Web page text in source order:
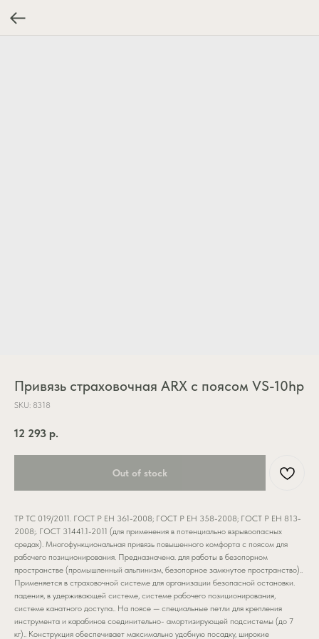
Привязь страховочная ARX с поясом VS-10hp
SKU: 8318
12 293 р.
Out of stock
ТР ТС 019/2011. ГОСТ Р ЕН 361-2008; ГОСТ Р ЕН 358-2008; ГОСТ Р ЕН 813-
2008;. ГОСТ 31441.1-2011 (для применения в потенциально взрывоопасных
средах). Многофункциональная привязь повышенного комфорта с поясом для
рабочего позиционирования. Предназначена. для работы в безопорном
пространстве (промышленный альпинизм, безопорное замкнутое пространство)..
Применяется в страховочной системе для организации безопасной остановки.
падения, в удерживающей системе, системе рабочего позиционирования,
системе канатного доступа.. На поясе — специальные петли для крепления
инструмента и карабинов соединительно- амортизирующей подсистемы (до 7
кг).. Конструкция обеспечивает максимально удобную посадку, широкие